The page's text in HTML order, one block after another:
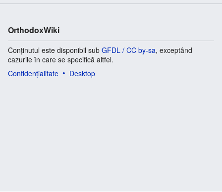
OrthodoxWiki
Conținutul este disponibil sub GFDL / CC by-sa, exceptând
cazurile în care se specifică altfel.
Confidențialitate
Desktop